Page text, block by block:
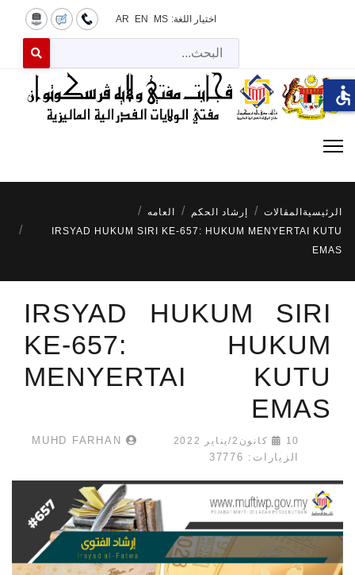
اختيار اللغة: MS
EN
AR
for results.
الرئيسية المقالات إرشاد الحكم
العامه
IRSYAD HUKUM SIRI KE-657: HUKUM MENYERTAI KUTU
EMAS
IRSYAD HUKUM SIRI
KE-657: HUKUM
MENYERTAI KUTU
EMAS
10 كانون2/يناير 2022
الزيارات: 37776
accessible